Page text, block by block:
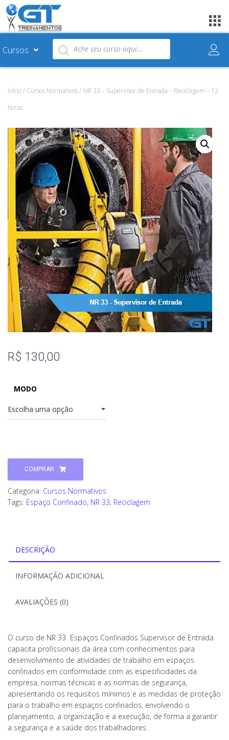
Cursos
Início/ Cursos Normativos/ NR 33 – Supervisor de Entrada – Reciclagem – 12
horas
R$ 130,00
MODO
COMPRAR
Categoria: Cursos Normativos
Tags: Espaço Confinado, NR 33, Reciclagem
DESCRIÇÃO
INFORMAÇÃO ADICIONAL
AVALIAÇÕES (0)
O curso de NR 33 Espaços Confinados Supervisor de Entrada
capacita profissionais da área com conhecimentos para
desenvolvimento de atividades de trabalho em espaços
confinados em conformidade com as especificidades da
empresa, normas técnicas e as normas de segurança,
apresentando os requisitos mínimos e as medidas de proteção
para o trabalho em espaços confinados, envolvendo o
planejamento, a organização e a execução, de forma a garantir
a segurança e a saúde dos trabalhadores.